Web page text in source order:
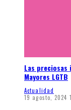
Las preciosas
Mayores LGTB
Actualidad
19 agosto, 2024